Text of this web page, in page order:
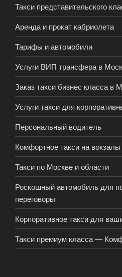
Такси представительского
Аренда и прокат кабриолета
Тарифы и автомобили
Услуги ВИП трансфера в
Заказ такси бизнес класса в
Услуги такси для
Персональный водитель
Комфортное такси на
Такси по Москве и области
Роскошный автомобиль для
переговоры
Корпоративное такси для
Такси премиум класса —